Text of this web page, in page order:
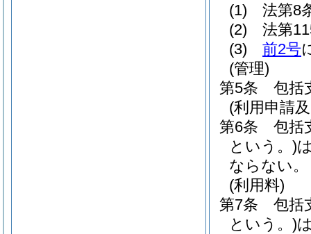
(1)
法第8
(2)
法第
(3)
前2号
(管理)
第5条
包括
(利用申請
第6条
包括
という。)
ならない。
(利用料)
第7条
包括
という。)